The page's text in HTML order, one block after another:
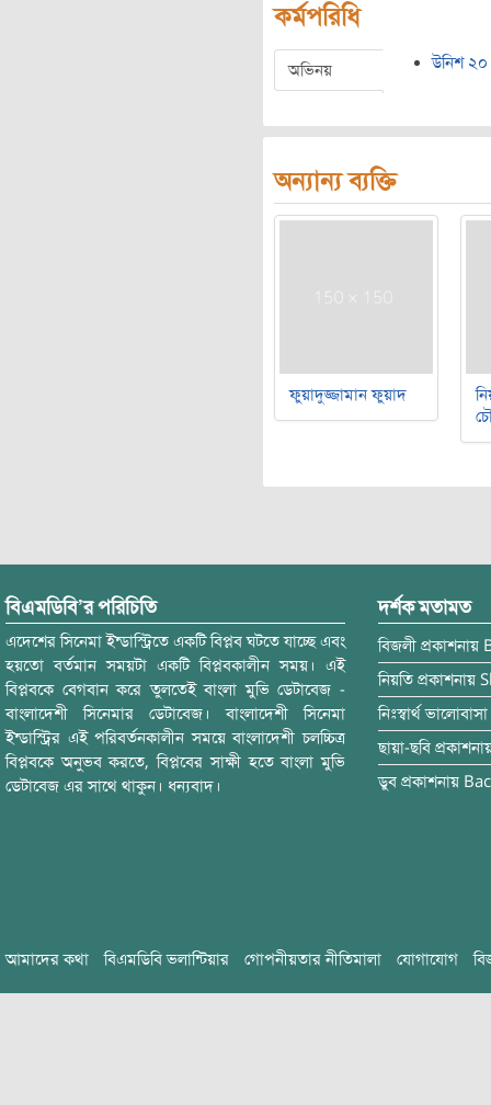
কর্মপরিধি
অভিনয় উনিশ ২০
অন্যান্য ব্যক্তি
ফুয়াদুজ্জামান ফুয়াদ
বিএমডিবি’র পরিচিতি
এদেশের সিনেমা ইন্ডাস্ট্রিতে একটি বিপ্লব ঘটতে যাচ্ছে এবং
হয়তো বর্তমান সময়টা একটি বিপ্লবকালীন সময়। এই
বিপ্লবকে বেগবান করে তুলতেই বাংলা মুভি ডেটাবেজ -
বাংলাদেশী সিনেমার ডেটাবেজ। বাংলাদেশী সিনেমা
ইন্ডাস্ট্রির এই পরিবর্তনকালীন সময়ে বাংলাদেশী চলচ্চিত্র
বিপ্লবকে অনুভব করতে, বিপ্লবের সাক্ষী হতে বাংলা মুভি
ডেটাবেজ এর সাথে থাকুন। ধন্যবাদ।
দর্শক মতামত
বিজলী প্রকাশনায়
নিয়তি প্রকাশনায়
নিঃস্বার্থ ভালোবাসা
ছায়া-ছবি
ডুব প্রকাশনায়
আমাদের কথা বিএমডিবি ভলান্টিয়ার গোপনীয়তার নীতিমালা যোগাযোগ